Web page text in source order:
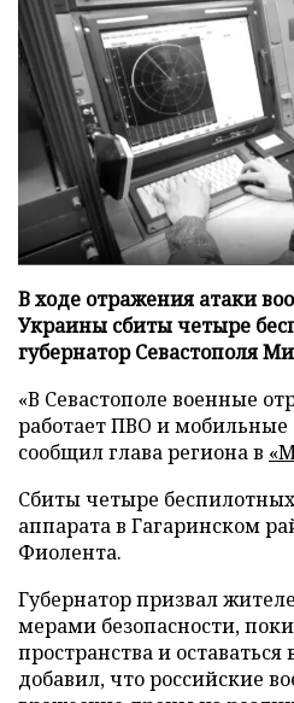
В ходе отражения атаки
Украины сбиты четыре
губернатор Севастополя
«В Севастополе военные
работает ПВО и мобильные
сообщил глава региона в
Сбиты четыре
аппарата в Гагаринском
Фиолента.
Губернатор призвал
мерами безопасности,
пространства и
добавил, что российские